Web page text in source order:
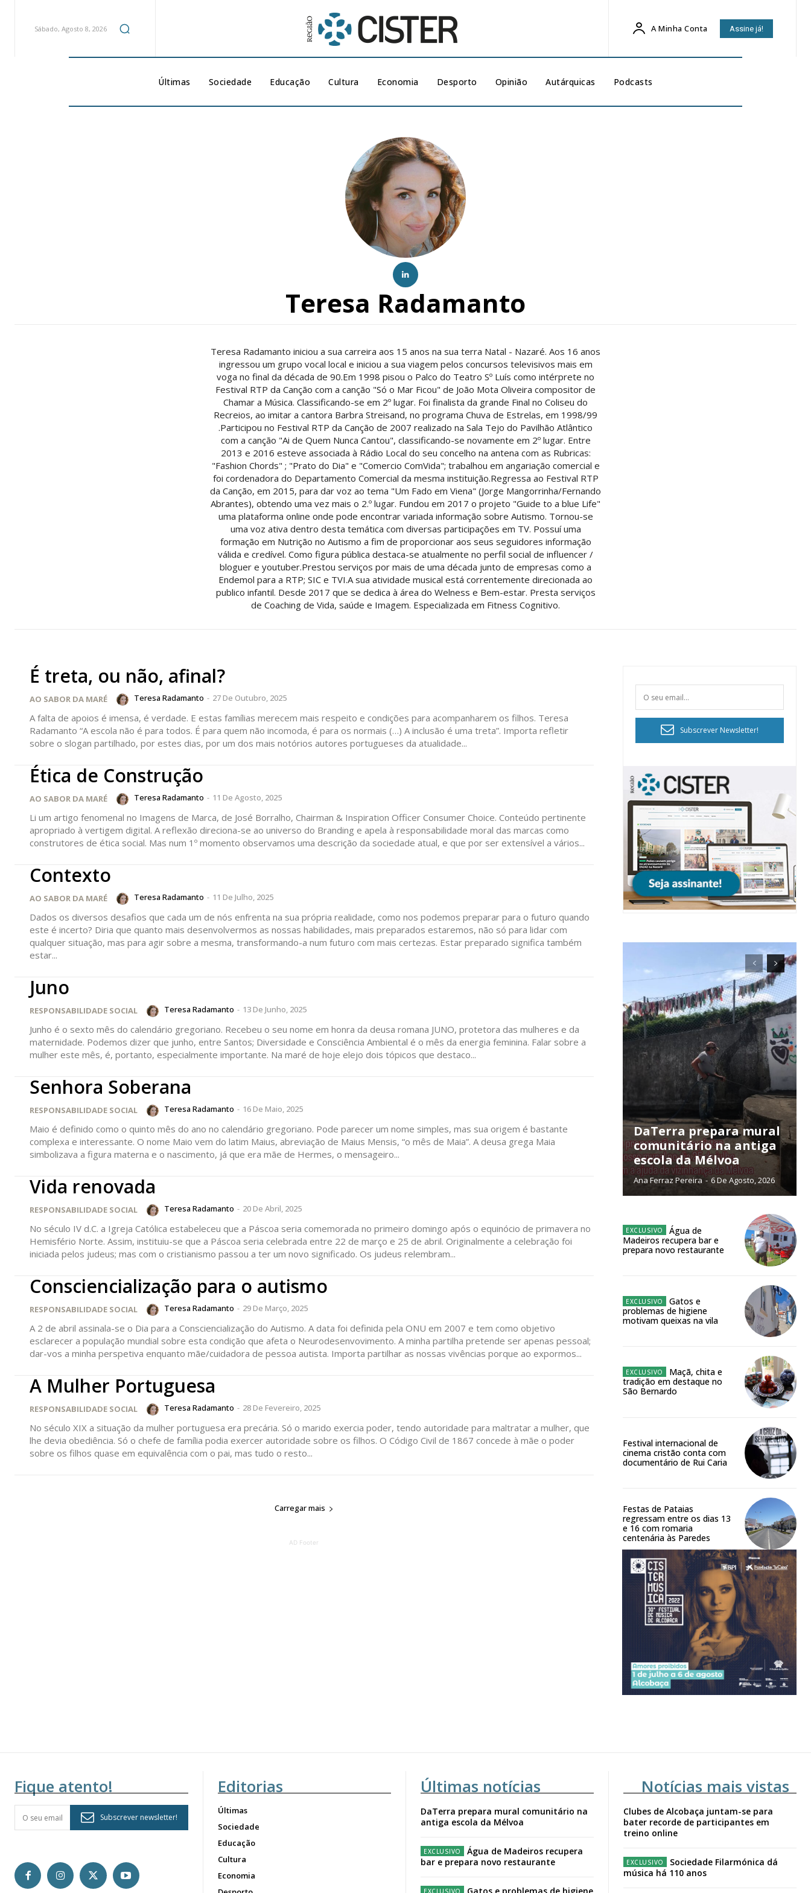
Planos de Assinatura
Faça-se assinante do Região de Cister e ajude-nos a manter este serviço público!
Sendo assinante terá acesso a todos os conteúdos exclusivos e versões digitais.
ASSINATURA
IMPRESSA
32€
em sua casa
Acesso ao conteúdo online
Escolha o plano
DIGITAL ANUAL
16€
Acesso aos conteúdos Exclusivos para
assinantes
Sábado, Agosto 8, 2026 A Minha Conta Assine já!
Últimas Sociedade Educação Cultura Economia Desporto Opinião Autárquicas Podcasts
Teresa Radamanto
Teresa Radamanto iniciou a sua carreira aos 15 anos na sua terra Natal - Nazaré. Aos 16 anos
ingressou um grupo vocal local e iniciou a sua viagem pelos concursos televisivos mais em
voga no final da década de 90.Em 1998 pisou o Palco do Teatro Sº Luís como intérprete no
Festival RTP da Canção com a canção "Só o Mar Ficou" de João Mota Oliveira compositor de
Chamar a Música. Classificando-se em 2º lugar. Foi finalista da grande Final no Coliseu do
Recreios, ao imitar a cantora Barbra Streisand, no programa Chuva de Estrelas, em 1998/99
.Participou no Festival RTP da Canção de 2007 realizado na Sala Tejo do Pavilhão Atlântico
com a canção "Ai de Quem Nunca Cantou", classificando-se novamente em 2º lugar. Entre
2013 e 2016 esteve associada à Rádio Local do seu concelho na antena com as Rubricas:
"Fashion Chords" ; "Prato do Dia" e "Comercio ComVida"; trabalhou em angariação comercial e
foi cordenadora do Departamento Comercial da mesma instituição.Regressa ao Festival RTP
da Canção, em 2015, para dar voz ao tema "Um Fado em Viena" (Jorge Mangorrinha/Fernando
Abrantes), obtendo uma vez mais o 2.º lugar. Fundou em 2017 o projeto "Guide to a blue Life"
uma plataforma online onde pode encontrar variada informação sobre Autismo. Tornou-se
uma voz ativa dentro desta temática com diversas participações em TV. Possuí uma
formação em Nutrição no Autismo a fim de proporcionar aos seus seguidores informação
válida e credível. Como figura pública destaca-se atualmente no perfil social de influencer /
bloguer e youtuber.Prestou serviços por mais de uma década junto de empresas como a
Endemol para a RTP; SIC e TVI.A sua atividade musical está correntemente direcionada ao
publico infantil. Desde 2017 que se dedica à área do Welness e Bem-estar. Presta serviços
de Coaching de Vida, saúde e Imagem. Especializada em Fitness Cognitivo.
É treta, ou não, afinal?
AO SABOR DA MARÉ Teresa Radamanto - 27 De Outubro, 2025
A falta de apoios é imensa, é verdade. E estas famílias merecem mais respeito e condições para acompanharem os filhos. Teresa
Radamanto “A escola não é para todos. É para quem não incomoda, é para os normais (…) A inclusão é uma treta”. Importa refletir
sobre o slogan partilhado, por estes dias, por um dos mais notórios autores portugueses da atualidade...
Ética de Construção
AO SABOR DA MARÉ Teresa Radamanto - 11 De Agosto, 2025
Li um artigo fenomenal no Imagens de Marca, de José Borralho, Chairman & Inspiration Officer Consumer Choice. Conteúdo pertinente
apropriado à vertigem digital. A reflexão direciona-se ao universo do Branding e apela à responsabilidade moral das marcas como
construtores de ética social. Mas num 1º momento observamos uma descrição da sociedade atual, e que por ser extensível a vários...
Contexto
AO SABOR DA MARÉ Teresa Radamanto - 11 De Julho, 2025
Dados os diversos desafios que cada um de nós enfrenta na sua própria realidade, como nos podemos preparar para o futuro quando
este é incerto? Diria que quanto mais desenvolvermos as nossas habilidades, mais preparados estaremos, não só para lidar com
qualquer situação, mas para agir sobre a mesma, transformando-a num futuro com mais certezas. Estar preparado significa também
estar...
Juno
RESPONSABILIDADE SOCIAL Teresa Radamanto - 13 De Junho, 2025
Junho é o sexto mês do calendário gregoriano. Recebeu o seu nome em honra da deusa romana JUNO, protetora das mulheres e da
maternidade. Podemos dizer que junho, entre Santos; Diversidade e Consciência Ambiental é o mês da energia feminina. Falar sobre a
mulher este mês, é, portanto, especialmente importante. Na maré de hoje elejo dois tópicos que destaco...
Senhora Soberana
RESPONSABILIDADE SOCIAL Teresa Radamanto - 16 De Maio, 2025
Maio é definido como o quinto mês do ano no calendário gregoriano. Pode parecer um nome simples, mas sua origem é bastante
complexa e interessante. O nome Maio vem do latim Maius, abreviação de Maius Mensis, “o mês de Maia”. A deusa grega Maia
simbolizava a figura materna e o nascimento, já que era mãe de Hermes, o mensageiro...
Vida renovada
RESPONSABILIDADE SOCIAL Teresa Radamanto - 20 De Abril, 2025
No século IV d.C. a Igreja Católica estabeleceu que a Páscoa seria comemorada no primeiro domingo após o equinócio de primavera no
Hemisfério Norte. Assim, instituiu-se que a Páscoa seria celebrada entre 22 de março e 25 de abril. Originalmente a celebração foi
iniciada pelos judeus; mas com o cristianismo passou a ter um novo significado. Os judeus relembram...
Consciencialização para o autismo
RESPONSABILIDADE SOCIAL Teresa Radamanto - 29 De Março, 2025
A 2 de abril assinala-se o Dia para a Consciencialização do Autismo. A data foi definida pela ONU em 2007 e tem como objetivo
esclarecer a população mundial sobre esta condição que afeta o Neurodesenvovimento. A minha partilha pretende ser apenas pessoal;
dar-vos a minha perspetiva enquanto mãe/cuidadora de pessoa autista. Importa partilhar as nossas vivências porque ao expormos...
A Mulher Portuguesa
RESPONSABILIDADE SOCIAL Teresa Radamanto - 28 De Fevereiro, 2025
No século XIX a situação da mulher portuguesa era precária. Só o marido exercia poder, tendo autoridade para maltratar a mulher, que
lhe devia obediência. Só o chefe de família podia exercer autoridade sobre os filhos. O Código Civil de 1867 concede à mãe o poder
sobre os filhos quase em equivalência com o pai, mas tudo o resto...
Carregar mais
AD Footer
Subscrever Newsletter!
DaTerra prepara mural
comunitário na antiga
escola da Mélvoa
Ana Ferraz Pereira - 6 De Agosto, 2026
Água de
Madeiros recupera bar e
prepara novo restaurante
Gatos e
problemas de higiene
motivam queixas na vila
Maçã, chita e
tradição em destaque no
São Bernardo
Festival internacional de
cinema cristão conta com
documentário de Rui Caria
Festas de Pataias
regressam entre os dias 13
e 16 com romaria
centenária às Paredes
Fique atento!
Subscrever newsletter!
Editorias
Últimas
Sociedade
Educação
Cultura
Economia
Últimas notícias
DaTerra prepara mural comunitário na
antiga escola da Mélvoa
Água de Madeiros recupera
bar e prepara novo restaurante
Notícias mais vistas
Clubes de Alcobaça juntam-se para
bater recorde de participantes em
treino online
Sociedade Filarmónica dá
música há 110 anos